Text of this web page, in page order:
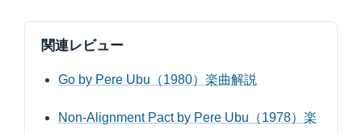
関連レビュー
Go by Pere Ubu（1980）楽曲解説
Non-Alignment Pact by Pere Ubu（1978）楽